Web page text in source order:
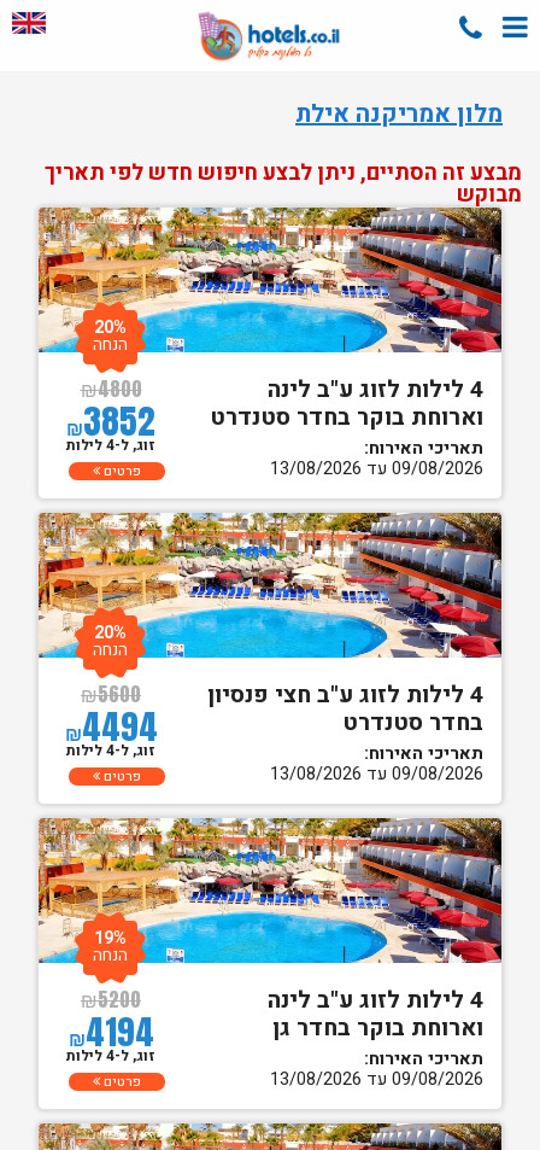
מלון אמריקנה אילת
מבצע זה הסתיים, ניתן לבצע חיפוש חדש לפי תאריך
מבוקש
4 לילות לזוג ע"ב לינה
וארוחת בוקר בחדר סטנדרט
תאריכי האירוח:
09/08/2026 עד 13/08/2026
₪4800
₪3852
20%
הנחה
זוג, ל-4 לילות
פרטים
4 לילות לזוג ע"ב חצי פנסיון
בחדר סטנדרט
תאריכי האירוח:
09/08/2026 עד 13/08/2026
₪5600
₪4494
20%
הנחה
זוג, ל-4 לילות
פרטים
4 לילות לזוג ע"ב לינה
וארוחת בוקר בחדר גן
תאריכי האירוח:
09/08/2026 עד 13/08/2026
₪5200
₪4194
19%
הנחה
זוג, ל-4 לילות
פרטים